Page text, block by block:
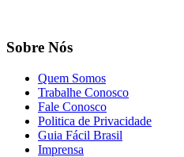
Sobre Nós
Quem Somos
Trabalhe Conosco
Fale Conosco
Politica de Privacidade
Guia Fácil Brasil
Imprensa